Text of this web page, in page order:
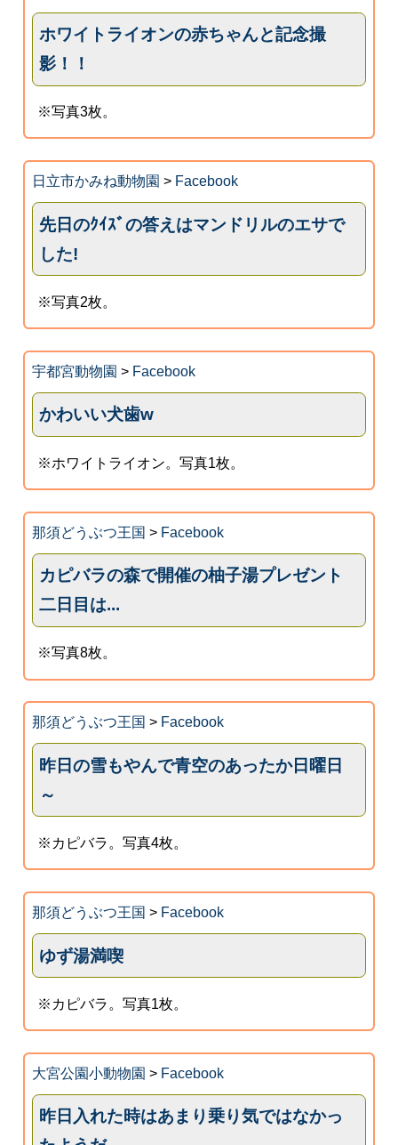
ホワイトライオンの赤ちゃんと記念撮
影！！
※写真3枚。
日立市かみね動物園 > Facebook
先日のｸｲｽﾞの答えはマンドリルのエサで
した!
※写真2枚。
宇都宮動物園 > Facebook
かわいい犬歯w
※ホワイトライオン。写真1枚。
那須どうぶつ王国 > Facebook
カピバラの森で開催の柚子湯プレゼント
二日目は...
※写真8枚。
那須どうぶつ王国 > Facebook
昨日の雪もやんで青空のあったか日曜日
～
※カピバラ。写真4枚。
那須どうぶつ王国 > Facebook
ゆず湯満喫
※カピバラ。写真1枚。
大宮公園小動物園 > Facebook
昨日入れた時はあまり乗り気ではなかっ